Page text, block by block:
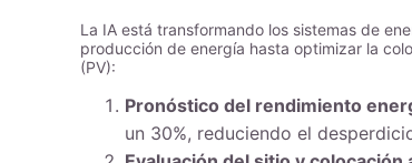
La IA está transformando los sistemas de
producción de energía hasta optimizar la
(PV):
Pronóstico del rendimiento
un 30%, reduciendo el